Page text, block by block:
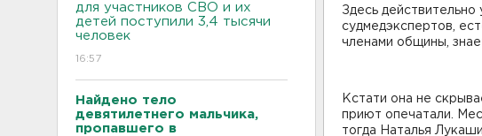
для участников СВО и их
детей поступили 3,4 тысячи
человек
16:57
Найдено тело
девятилетнего мальчика,
пропавшего в
Здесь
судмедэкспертов,
членами общины,
Кстати она не
приют опечатали.
тогда Наталья